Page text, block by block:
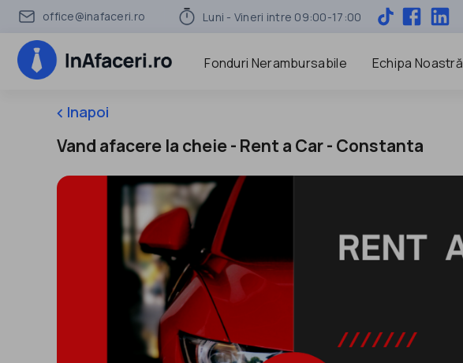
office@inafaceri.ro Luni - Vineri intre 09:00-17:00
Fonduri Nerambursabile Echipa Noastră
keyboard_arrow_leftInapoi
Vand afacere la cheie - Rent a Car - Constanta